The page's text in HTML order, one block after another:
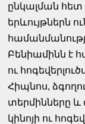
ընկալման
երևույթներն
Բենիամինն է
ու
Հիպնոս,
տերմինները և
կինոյի ու